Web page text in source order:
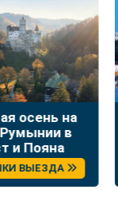
осень на
в
Пояна
ВЫЕЗДА